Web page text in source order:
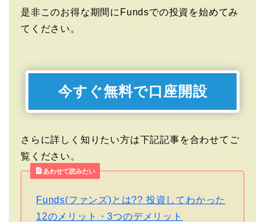
是非このお得な期間にFundsでの投資を始めてみ
てください。
今すぐ無料で口座開設
さらに詳しく知りたい方は下記記事を合わせてご
覧ください。
あわせて読みたい
Funds(ファンズ)とは?? 投資してわかった
12のメリット・3つのデメリット